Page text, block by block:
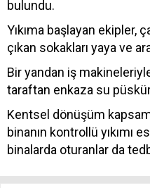
bulundu.
Yıkıma başlayan ekipler,
çıkan sokakları yaya ve
Bir yandan iş
taraftan enkaza su
Kentsel dönüşüm
binanın kontrollü yıkımı
binalarda oturanlar da